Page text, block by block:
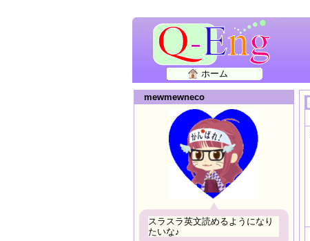
ホーム
mewmewneco
スラスラ英文読めるようになり
たいな♪